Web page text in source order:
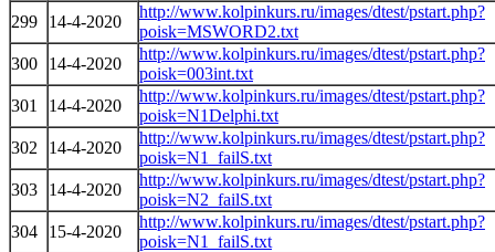
299
14-4-2020
http://www.kolpinkurs.ru/images/dtest/pstart.php?
poisk=MSWORD2.txt
300
14-4-2020
http://www.kolpinkurs.ru/images/dtest/pstart.php?
poisk=003int.txt
301
14-4-2020
http://www.kolpinkurs.ru/images/dtest/pstart.php?
poisk=N1Delphi.txt
302
14-4-2020
http://www.kolpinkurs.ru/images/dtest/pstart.php?
poisk=N1_failS.txt
303
14-4-2020
http://www.kolpinkurs.ru/images/dtest/pstart.php?
poisk=N2_failS.txt
304
15-4-2020
http://www.kolpinkurs.ru/images/dtest/pstart.php?
poisk=N1_failS.txt